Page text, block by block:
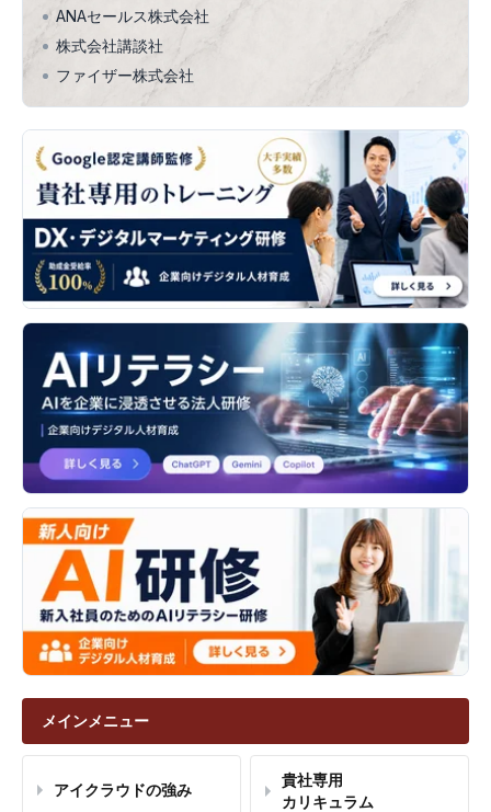
ANAセールス株式会社
株式会社講談社
ファイザー株式会社
メインメニュー
アイクラウドの強み
貴社専用
カリキュラム